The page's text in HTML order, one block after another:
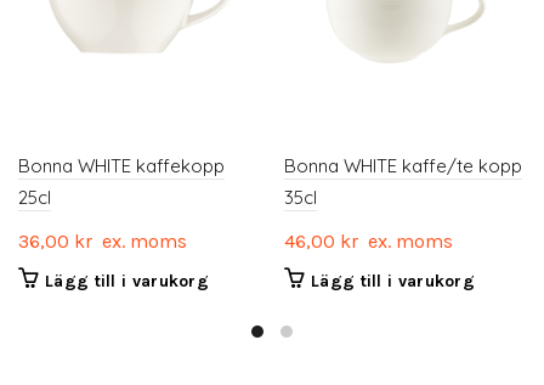
Bonna WHITE kaffekopp
25cl
36,00 kr ex. moms
Lägg till i varukorg
Bonna WHITE kaffe/te kopp
35cl
46,00 kr ex. moms
Lägg till i varukorg